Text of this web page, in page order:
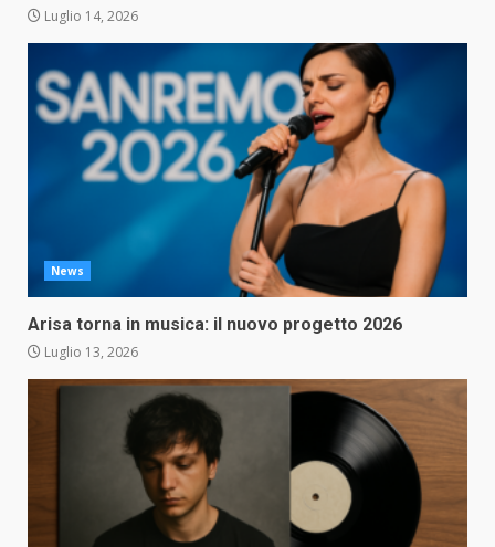
Luglio 14, 2026
News
Arisa torna in musica: il nuovo progetto 2026
Luglio 13, 2026